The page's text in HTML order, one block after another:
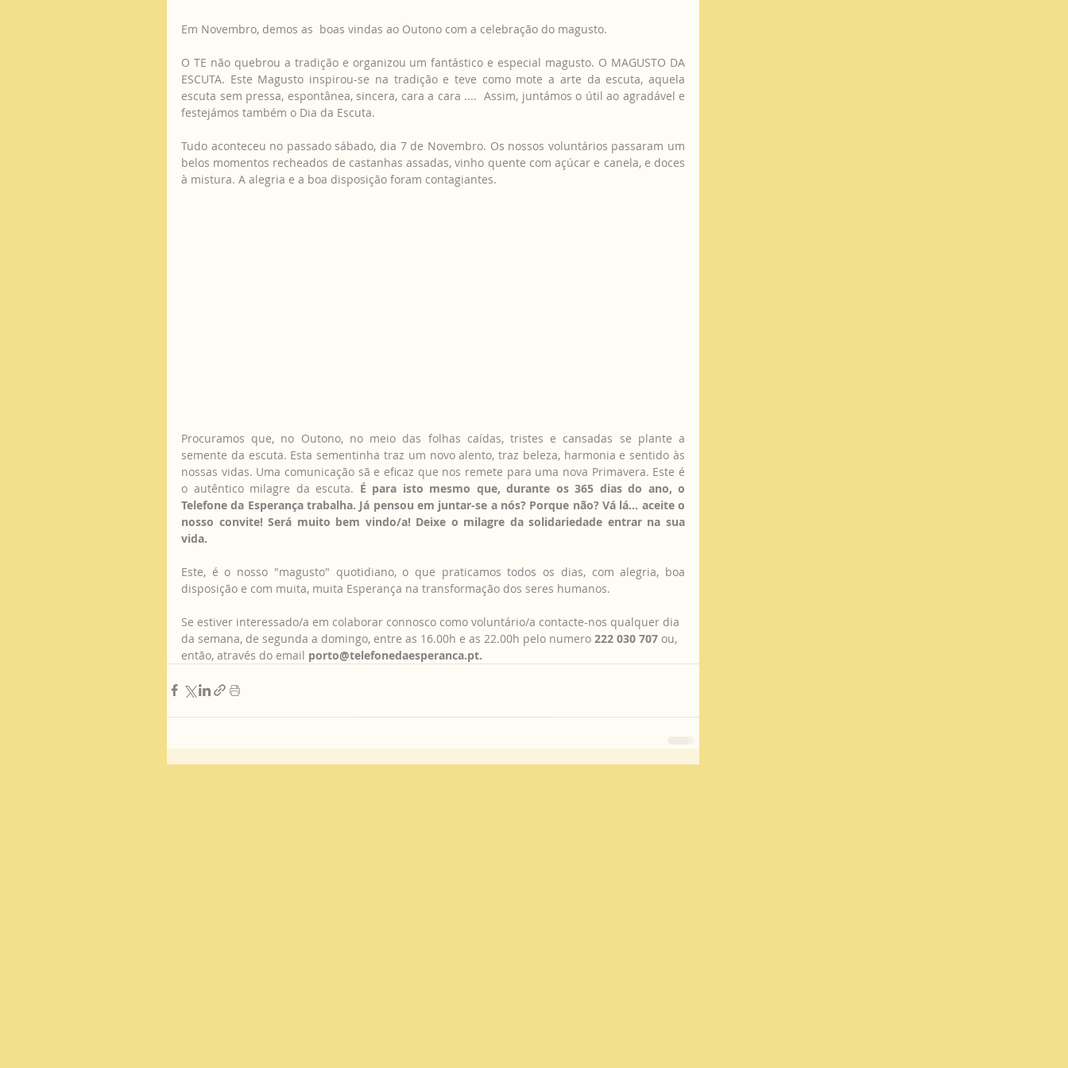
Em Novembro, demos as  boas vindas ao Outono com a celebração do magusto.
O TE não quebrou a tradição e organizou um fantástico e especial magusto. O MAGUSTO DA
ESCUTA. Este Magusto inspirou-se na tradição e teve como mote a arte da escuta, aquela
escuta sem pressa, espontânea, sincera, cara a cara ....  Assim, juntámos o útil ao agradável e
festejámos também o Dia da Escuta.
Tudo aconteceu no passado sábado, dia 7 de Novembro. Os nossos voluntários passaram um
belos momentos recheados de castanhas assadas, vinho quente com açúcar e canela, e doces
à mistura. A alegria e a boa disposição foram contagiantes.
Procuramos que, no Outono, no meio das folhas caídas, tristes e cansadas se plante a
semente da escuta. Esta sementinha traz um novo alento, traz beleza, harmonia e sentido às
nossas vidas. Uma comunicação sã e eficaz que nos remete para uma nova Primavera. Este é
o autêntico milagre da escuta. É para isto mesmo que, durante os 365 dias do ano, o
Telefone da Esperança trabalha. Já pensou em juntar-se a nós? Porque não? Vá lá... aceite o
nosso convite! Será muito bem vindo/a! Deixe o milagre da solidariedade entrar na sua
vida.
Este, é o nosso "magusto" quotidiano, o que praticamos todos os dias, com alegria, boa
disposição e com muita, muita Esperança na transformação dos seres humanos.
Se estiver interessado/a em colaborar connosco como voluntário/a contacte-nos qualquer dia
da semana, de segunda a domingo, entre as 16.00h e as 22.00h pelo numero 222 030 707 ou,
então, através do email porto@telefonedaesperanca.pt.